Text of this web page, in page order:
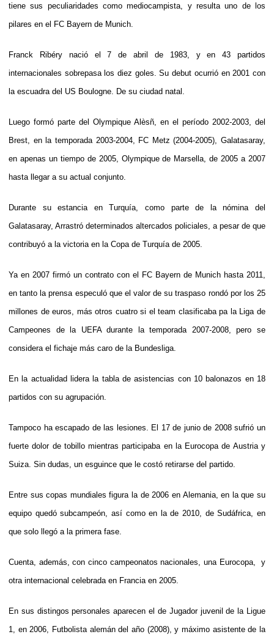
tiene sus peculiaridades como mediocampista, y resulta uno de los
pilares en el FC Bayern de Munich.
Franck Ribéry nació el 7 de abril de 1983, y en 43 partidos
internacionales sobrepasa los diez goles. Su debut ocurrió en 2001 con
la escuadra del US Boulogne. De su ciudad natal.
Luego formó parte del Olympique Alèsñ, en el período 2002-2003, del
Brest, en la temporada 2003-2004, FC Metz (2004-2005), Galatasaray,
en apenas un tiempo de 2005, Olympique de Marsella, de 2005 a 2007
hasta llegar a su actual conjunto.
Durante su estancia en Turquía, como parte de la nómina del
Galatasaray, Arrastró determinados altercados policiales, a pesar de que
contribuyó a la victoria en la Copa de Turquía de 2005.
Ya en 2007 firmó un contrato con el FC Bayern de Munich hasta 2011,
en tanto la prensa especuló que el valor de su traspaso rondó por los 25
millones de euros, más otros cuatro si el team clasificaba pa la Liga de
Campeones de la UEFA durante la temporada 2007-2008, pero se
considera el fichaje más caro de la Bundesliga.
En la actualidad lidera la tabla de asistencias con 10 balonazos en 18
partidos con su agrupación.
Tampoco ha escapado de las lesiones. El 17 de junio de 2008 sufrió un
fuerte dolor de tobillo mientras participaba en la Eurocopa de Austria y
Suiza. Sin dudas, un esguince que le costó retirarse del partido.
Entre sus copas mundiales figura la de 2006 en Alemania, en la que su
equipo quedó subcampeón, así como en la de 2010, de Sudáfrica, en
que solo llegó a la primera fase.
Cuenta, además, con cinco campeonatos nacionales, una Eurocopa, y
otra internacional celebrada en Francia en 2005.
En sus distingos personales aparecen el de Jugador juvenil de la Ligue
1, en 2006, Futbolista alemán del año (2008), y máximo asistente de la